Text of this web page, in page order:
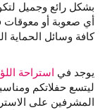
بشكل رائع وجميل
أي صعوبة أو معوقات
كافة وسائل الحماية
يوجد في استراحة
ليتسع حفلاتكم
المشرفين على